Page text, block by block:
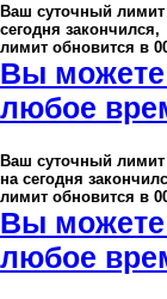
Ваш суточный
сегодня закончился,
лимит обновится в
Вы можете
любое
Ваш суточный
на сегодня
лимит обновится в
Вы можете
любое